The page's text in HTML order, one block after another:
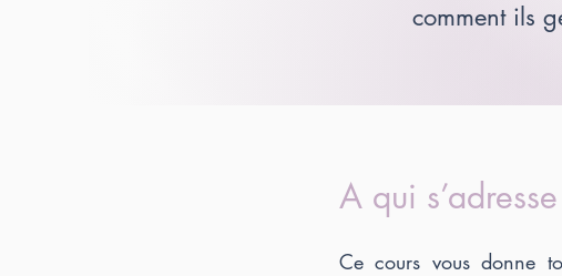
comment ils
A qui
Ce cours vous donne